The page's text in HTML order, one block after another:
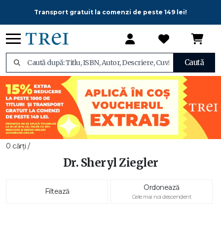
Transport gratuit la comenzi de peste 149 lei!
Caută
0 cărți /
Dr. Sheryl Ziegler
Filtează Ordonează
Cele mai noi descendent